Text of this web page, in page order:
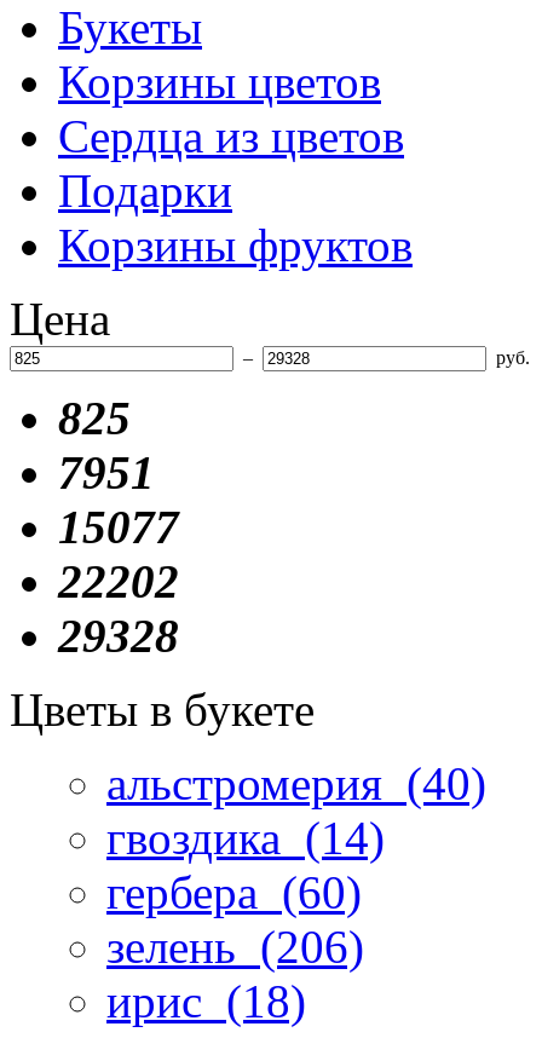
Букеты
Корзины цветов
Сердца из цветов
Подарки
Корзины фруктов
Цена
– руб.
825
7951
15077
22202
29328
Цветы в букете
альстромерия (40)
гвоздика (14)
гербера (60)
зелень (206)
ирис (18)